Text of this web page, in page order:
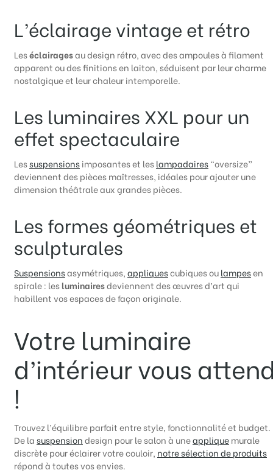
L’éclairage vintage et rétro
Leséclairagesau design rétro, avec des ampoules à filament
apparent ou des finitions en laiton, séduisent par leur charme
nostalgique et leur chaleur intemporelle.
Les luminaires XXL pour un
effet spectaculaire
Lessuspensionsimposantes et leslampadaires“oversize”
deviennent des pièces maîtresses, idéales pour ajouter une
dimension théâtrale aux grandes pièces.
Les formes géométriques et
sculpturales
Suspensionsasymétriques,appliquescubiques oulampesen
spirale : lesluminairesdeviennent des œuvres d’art qui
habillent vos espaces de façon originale.
Votre luminaire
d’intérieur vous
!
Trouvez l’équilibre parfait entre style, fonctionnalité et budget.
De lasuspensiondesign pour le salon à uneappliquemurale
discrète pour éclairer votre couloir, notre sélection de produits
répond à toutes vos envies.